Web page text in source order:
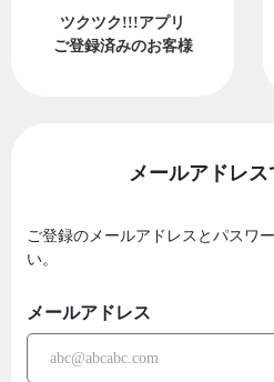
ツクツク!!!アプリ
ご登録済みのお客様
メールアドレ
ご登録のメールアドレスとパスワ
い。
メールアドレス